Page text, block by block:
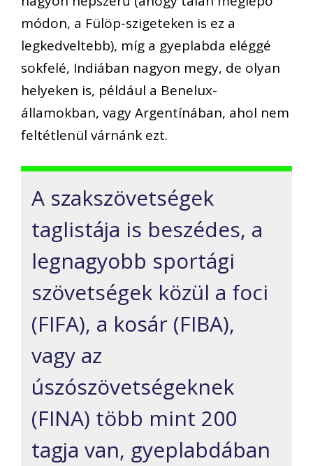
módon, a Fülöp-szigeteken is ez a
legkedveltebb), míg a gyeplabda eléggé
sokfelé, Indiában nagyon megy, de olyan
helyeken is, például a Benelux-
államokban, vagy Argentínában, ahol nem
feltétlenül várnánk ezt.
A szakszövetségek
taglistája is beszédes, a
legnagyobb sportági
szövetségek közül a foci
(FIFA), a kosár (FIBA),
vagy az
úszószövetségeknek
(FINA) több mint 200
tagja van, gyeplabdában